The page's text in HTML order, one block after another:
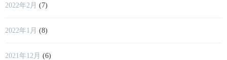
2022年2月 (7)
2022年1月 (8)
2021年12月 (6)